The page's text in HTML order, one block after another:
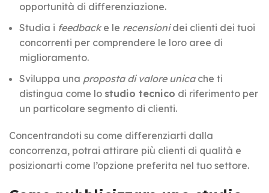
opportunità di differenziazione.
Studia i feedbacke le recensionidei clienti dei tuoi
concorrenti per comprendere le loro aree di
miglioramento.
Sviluppa una proposta di valore unicache ti
distingua come lo studio tecnico di riferimento per
un particolare segmento di clienti.
Concentrandoti su come differenziarti dalla
concorrenza, potrai attirare più clienti di qualità e
posizionarti come l’opzione preferita nel tuo settore.